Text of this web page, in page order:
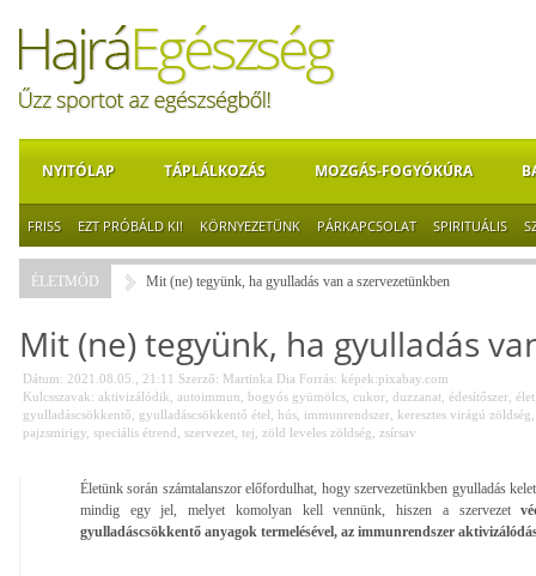
NYITÓLAP TÁPLÁLKOZÁS MOZGÁS-FOGYÓKÚRA
FRISS EZT PRÓBÁLD KI! KÖRNYEZETÜNK PÁRKAPCSOLAT SPIRITUÁLIS
ÉLETMÓD Mit (ne) tegyünk, ha gyulladás van a szervezetünkben
Mit (ne) tegyünk, ha gyulladás
Dátum: 2021.08.05., 21:11 Szerző: Martinka Dia Forrás: képek:pixabay.com
Kulcsszavak: aktivizálódik autoimmun bogyós gyümölcs cukor duzzanat édesítőszer élet
gyulladáscsökkentő
gyulladáscsökkentő étel hús immunrendszer keresztes virágú zöldség
pajzsmirigy speciális étrend szervezet tej zöld leveles zöldség zsírsav
Életünk során számtalanszor előfordulhat, hogy szervezetünkben gyulladás
mindig egy jel, melyet komolyan kell vennünk, hiszen a szervezet
gyulladáscsökkentő anyagok termelésével, az immunrendszer